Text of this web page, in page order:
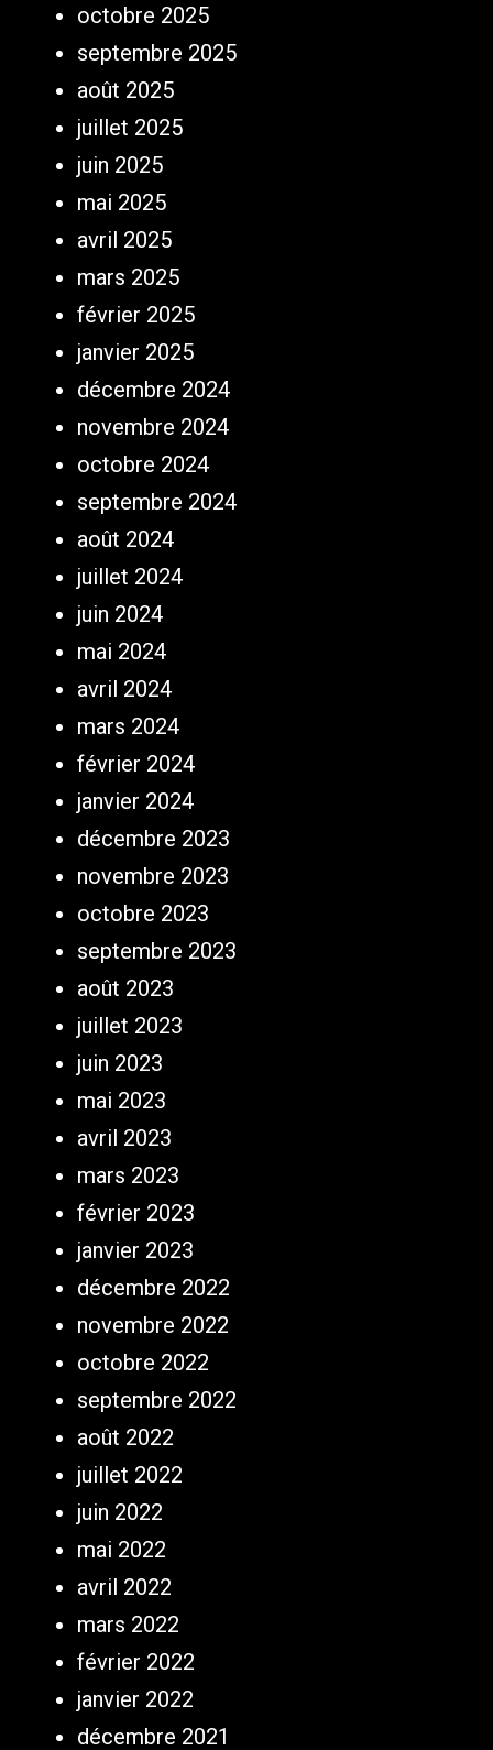
octobre 2025
septembre 2025
août 2025
juillet 2025
juin 2025
mai 2025
avril 2025
mars 2025
février 2025
janvier 2025
décembre 2024
novembre 2024
octobre 2024
septembre 2024
août 2024
juillet 2024
juin 2024
mai 2024
avril 2024
mars 2024
février 2024
janvier 2024
décembre 2023
novembre 2023
octobre 2023
septembre 2023
août 2023
juillet 2023
juin 2023
mai 2023
avril 2023
mars 2023
février 2023
janvier 2023
décembre 2022
novembre 2022
octobre 2022
septembre 2022
août 2022
juillet 2022
juin 2022
mai 2022
avril 2022
mars 2022
février 2022
janvier 2022
décembre 2021